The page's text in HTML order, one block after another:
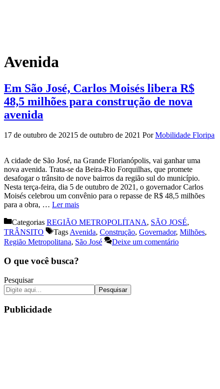
Avenida
Em São José, Carlos Moisés libera R$
48,5 milhões para construção de nova
avenida
17 de outubro de 20215 de outubro de 2021 PorMobilidade Floripa
A cidade de São José, na Grande Florianópolis, vai ganhar uma
nova avenida. Trata-se da Beira-Rio Forquilhas, que promete
desafogar o trânsito de nove bairros da região sul do município.
Nesta terça-feira, dia 5 de outubro de 2021, o governador Carlos
Moisés celebrou um convênio para o repasse de R$ 48,5 milhões
para a obra, … Ler mais
Categorias REGIÃO METROPOLITANA, SÃO JOSÉ,
TRÂNSITO
TagsAvenida, Construção, Governador, Milhões,
Região Metropolitana, São José Deixe um comentário
O que você busca?
Pesquisar
Pesquisar
Publicidade